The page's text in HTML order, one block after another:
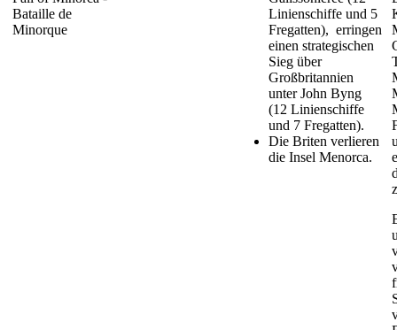
Bataille de
Minorque
Linienschiffe und 5
Fregatten), erringen
einen strategischen
Sieg über
Großbritannien
unter John Byng
(12 Linienschiffe
und 7 Fregatten).
Die Briten verlieren
die Insel Menorca.